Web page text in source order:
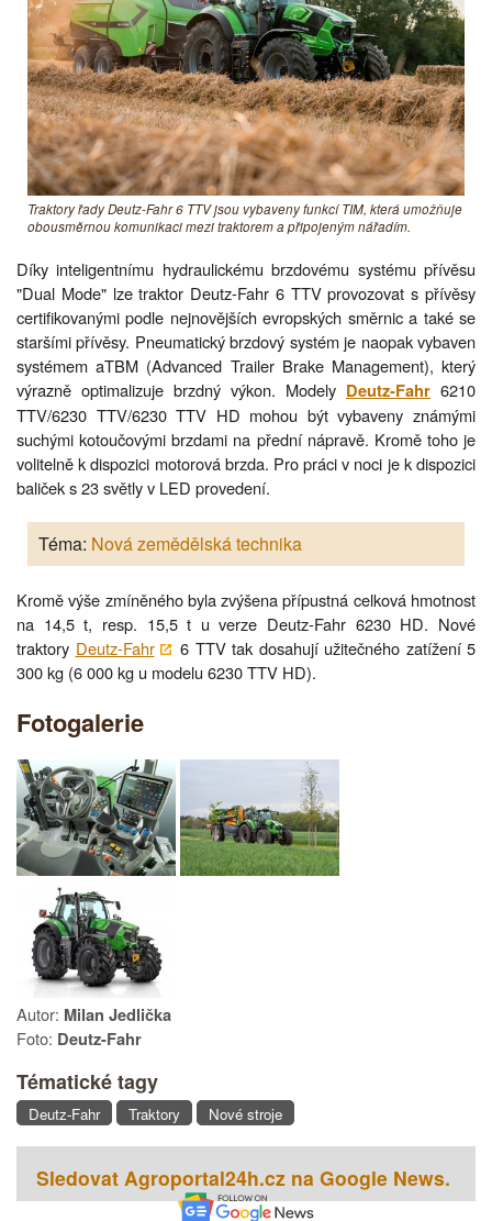
Traktory řady Deutz-Fahr 6 TTV jsou vybaveny funkcí TIM, která umožňuje
obousměrnou komunikaci mezi traktorem a připojeným nářadím.
Díky inteligentnímu hydraulickému brzdovému systému přívěsu
"Dual Mode" lze traktor Deutz-Fahr 6 TTV provozovat s přívěsy
certifikovanými podle nejnovějších evropských směrnic a také se
staršími přívěsy. Pneumatický brzdový systém je naopak vybaven
systémem aTBM (Advanced Trailer Brake Management), který
výrazně optimalizuje brzdný výkon. Modely Deutz-Fahr 6210
TTV/6230 TTV/6230 TTV HD mohou být vybaveny známými
suchými kotoučovými brzdami na přední nápravě. Kromě toho je
volitelně k dispozici motorová brzda. Pro práci v noci je k dispozici
baliček s 23 světly v LED provedení.
Téma: Nová zemědělská technika
Kromě výše zmíněného byla zvýšena přípustná celková hmotnost
na 14,5 t, resp. 15,5 t u verze Deutz-Fahr 6230 HD. Nové
traktory Deutz-Fahr
6 TTV tak dosahují užitečného zatížení 5
300 kg (6 000 kg u modelu 6230 TTV HD).
Fotogalerie
Autor: Milan Jedlička
Foto: Deutz-Fahr
Tématické tagy
Deutz-Fahr Traktory Nové stroje
Sledovat Agroportal24h.cz na Google News.